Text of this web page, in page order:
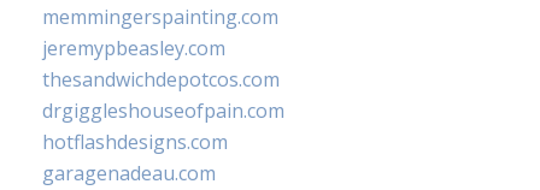
memmingerspainting.com
jeremypbeasley.com
thesandwichdepotcos.com
drgiggleshouseofpain.com
hotflashdesigns.com
garagenadeau.com